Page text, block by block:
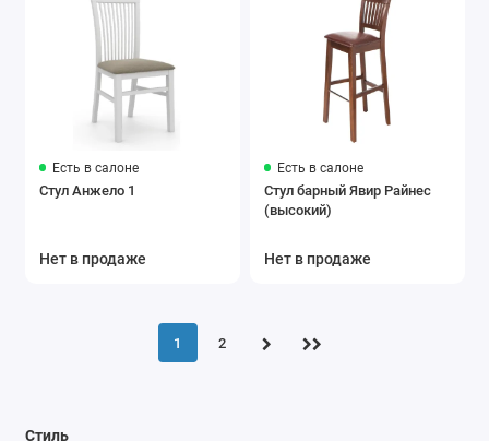
Есть в салоне
Стул Анжело 1
Нет в продаже
Есть в салоне
Стул барный Явир Райнес
(высокий)
Нет в продаже
1 2
Стиль